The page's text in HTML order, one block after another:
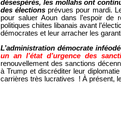
désespérés, les mollahs ont
des élections prévues pour mardi.
pour saluer Aoun dans l’espoir
politiques chiites libanais avant
démocrates et leur arracher les
L’administration démocrate
un an l’état d’urgence des
renouvellement des sanctions
à Trump et discréditer leur
carrières très lucratives ! À présent,